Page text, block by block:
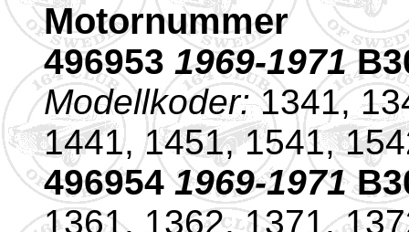
Motornummer
496953 1969-1971
Modellkoder:1341,
1441, 1451, 1541,
4969541969-1971
1361, 1362, 1371,